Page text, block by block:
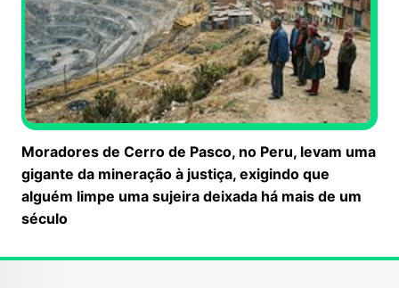
Moradores de Cerro de Pasco, no Peru, levam uma
gigante da mineração à justiça, exigindo que
alguém limpe uma sujeira deixada há mais de um
século